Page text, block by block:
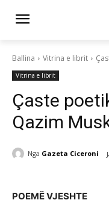
Ballina Vitrina e librit
Vitrina e librit
Çaste
Qazim
Nga Gazeta Ciceroni
POEMË VJESHTE